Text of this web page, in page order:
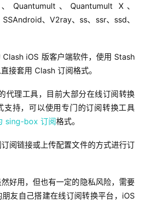
Quantumult、Quantumult X、
、V2ray、ss、ssr、ssd、
Clash iOS 版客户端软件，使用 Stash
接套用 Clash 订阅格式。
代理工具，目前大部分在线订阅转换
支持，可以使用专门的订阅转换工具
sing-box 订阅格式。
阅链接或上传配置文件的方式进行订
好用，但也有一定的隐私风险，需要
友自己搭建在线订阅转换平台，iOS